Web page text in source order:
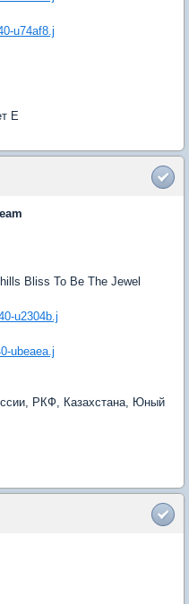
Е
Bliss To Be The Jewel
РКФ, Казахстана, Юный